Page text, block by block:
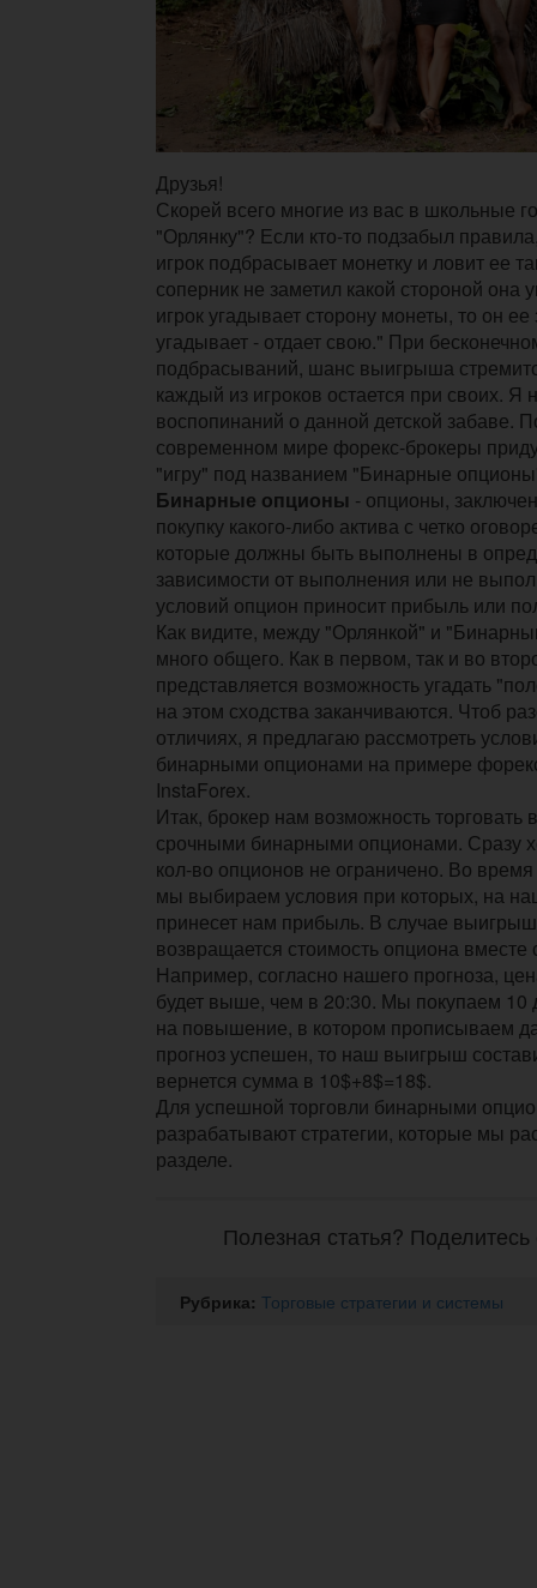
Друзья!
Скорей всего многие из вас в школьные
"Орлянку"? Если кто-то подзабыл
игрок подбрасывает монетку и ловит ее
соперник не заметил какой стороной она
игрок угадывает сторону монеты, то он ее
угадывает - отдает свою." При
подбрасываний, шанс выигрыша
каждый из игроков остается при своих. Я
воспопинаний о данной детской забаве.
современном мире форекс-брокеры
"игру" под названием "Бинарные
Бинарные опционы - опционы,
покупку какого-либо актива с четко
которые должны быть выполнены в
зависимости от выполнения или не
условий опцион приносит прибыль или
Как видите, между "Орлянкой" и
много общего. Как в первом, так и во
представляется возможность угадать
на этом сходства заканчиваются. Чтоб
отличиях, я предлагаю рассмотреть
бинарными опционами на примере
InstaForex.
Итак, брокер нам возможность
срочными бинарными опционами. Сразу
кол-во опционов не ограничено. Во
мы выбираем условия при которых, на
принесет нам прибыль. В случае
возвращается стоимость опциона
Например, согласно нашего прогноза,
будет выше, чем в 20:30. Мы покупаем 10
на повышение, в котором прописываем
прогноз успешен, то наш выигрыш
вернется сумма в 10$+8$=18$.
Для успешной торговли бинарными
разрабатывают стратегии, которые мы
разделе.
Полезная статья?
Рубрика: Торговые стратегии и системы